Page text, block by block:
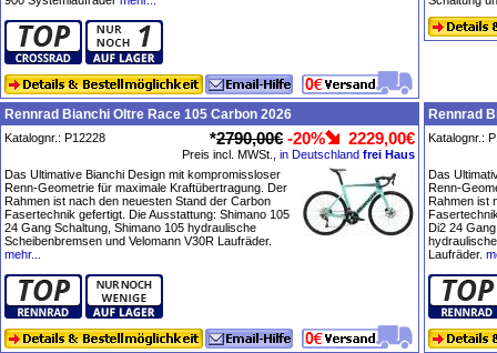
Rennrad Bianchi Oltre Race 105 Carbon 2026
Katalognr.: P12228 *2790,00€ -20% 2229,00€
Preis incl. MWSt., in Deutschland frei Haus
Das Ultimative Bianchi Design mit kompromissloser
Renn-Geometrie für maximale Kraftübertragung. Der
Rahmen ist nach den neuesten Stand der Carbon
Fasertechnik gefertigt. Die Ausstattung: Shimano 105
24 Gang Schaltung, Shimano 105 hydraulische
Scheibenbremsen und Velomann V30R Laufräder.
mehr...
Rennrad
Katalognr.:
Das
Renn-
Rahmen ist
Di2 24
Laufräder.